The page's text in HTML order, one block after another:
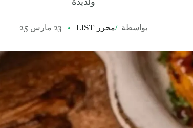
ولذيذة
بواسطة /محرر LIST 23 مارس 25